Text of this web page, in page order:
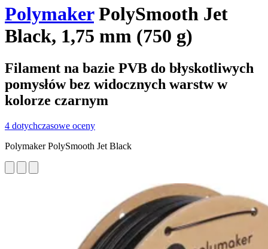
PolymakerPolySmooth Jet
Black, 1,75 mm (750 g)
Filament na bazie PVB do błyskotliwych
pomysłów bez widocznych warstw w
kolorze czarnym
4 dotychczasowe oceny
Polymaker PolySmooth Jet Black